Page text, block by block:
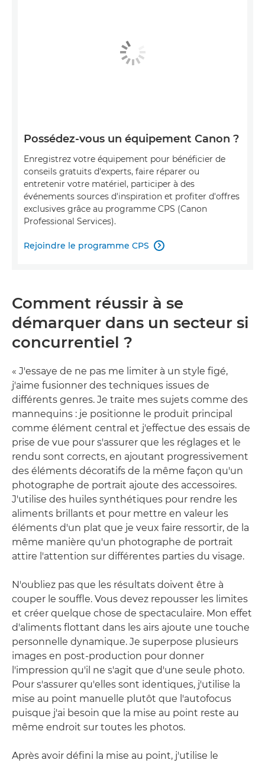
Possédez-vous un équipement Canon ?
Enregistrez votre équipement pour bénéficier de
conseils gratuits d'experts, faire réparer ou
entretenir votre matériel, participer à des
événements sources d'inspiration et profiter d'offres
exclusives grâce au programme CPS (Canon
Professional Services).
Rejoindre le programme CPS 
Comment réussir à se
démarquer dans un secteur si
concurrentiel ?
« J'essaye de ne pas me limiter à un style figé,
j'aime fusionner des techniques issues de
différents genres. Je traite mes sujets comme des
mannequins : je positionne le produit principal
comme élément central et j'effectue des essais de
prise de vue pour s'assurer que les réglages et le
rendu sont corrects, en ajoutant progressivement
des éléments décoratifs de la même façon qu'un
photographe de portrait ajoute des accessoires.
J'utilise des huiles synthétiques pour rendre les
aliments brillants et pour mettre en valeur les
éléments d'un plat que je veux faire ressortir, de la
même manière qu'un photographe de portrait
attire l'attention sur différentes parties du visage.
N'oubliez pas que les résultats doivent être à
couper le souffle. Vous devez repousser les limites
et créer quelque chose de spectaculaire. Mon effet
d'aliments flottant dans les airs ajoute une touche
personnelle dynamique. Je superpose plusieurs
images en post-production pour donner
l'impression qu'il ne s'agit que d'une seule photo.
Pour s'assurer qu'elles sont identiques, j'utilise la
mise au point manuelle plutôt que l'autofocus
puisque j'ai besoin que la mise au point reste au
même endroit sur toutes les photos.
Après avoir défini la mise au point, j'utilise le